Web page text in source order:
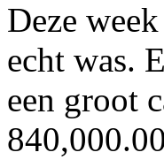
Deze
echt was.
een groot